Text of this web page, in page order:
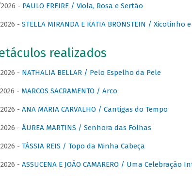
- PAULO FREIRE / Viola, Rosa e Sertão
- STELLA MIRANDA E KATIA BRONSTEIN / Xicotinho
realizados
- NATHALIA BELLAR / Pelo Espelho da Pele
- MARCOS SACRAMENTO / Arco
- ANA MARIA CARVALHO / Cantigas do Tempo
- ÁUREA MARTINS / Senhora das Folhas
- TÁSSIA REIS / Topo da Minha Cabeça
- ASSUCENA E JOÃO CAMARERO / Uma